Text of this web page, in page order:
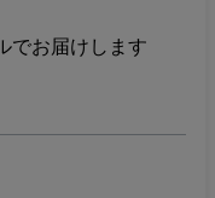
でお届けします